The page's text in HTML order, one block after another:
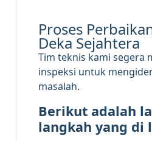
Proses
Deka Sejahtera
Tim teknis kami segera
inspeksi untuk
masalah.
Berikut adalah
langkah yang di